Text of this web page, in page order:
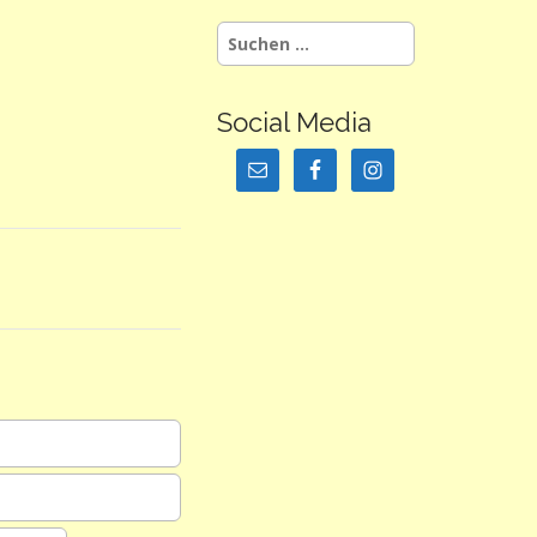
Suchen
nach:
Social Media